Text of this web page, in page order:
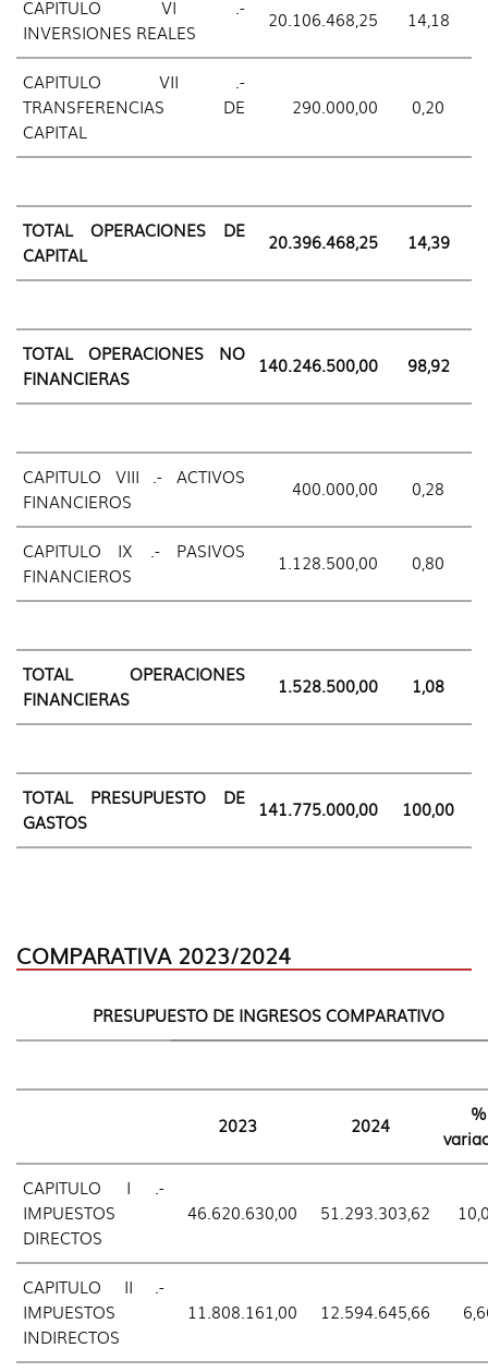
CAPITULO VI .-
INVERSIONES REALES
20.106.468,25 14,18
CAPITULO VII .-
TRANSFERENCIAS DE
CAPITAL
290.000,00 0,20
TOTAL OPERACIONES DE
CAPITAL
20.396.468,25 14,39
TOTAL OPERACIONES NO
FINANCIERAS
140.246.500,00 98,92
CAPITULO VIII .- ACTIVOS
FINANCIEROS
400.000,00 0,28
CAPITULO IX .- PASIVOS
FINANCIEROS
1.128.500,00 0,80
TOTAL OPERACIONES
FINANCIERAS
1.528.500,00 1,08
TOTAL PRESUPUESTO DE
GASTOS
141.775.000,00 100,00
COMPARATIVA 2023/2024
PRESUPUESTO DE INGRESOS COMPARATIVO
2023 2024
%
CAPITULO I .-
IMPUESTOS
DIRECTOS
46.620.630,00 51.293.303,62
CAPITULO II .-
IMPUESTOS
INDIRECTOS
11.808.161,00 12.594.645,66